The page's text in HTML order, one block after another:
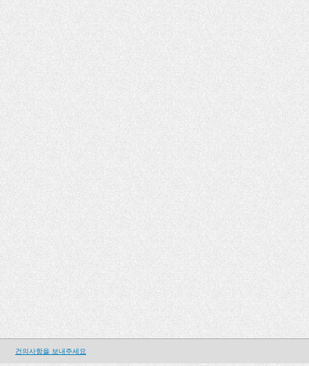
건의사항을 보내주세요